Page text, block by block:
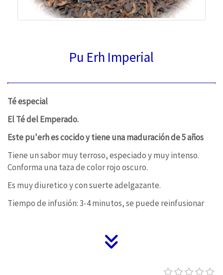
Pu Erh Imperial
Té especial
El Té del Emperado.
Este pu'erh es cocido y tiene una maduración de 5 años
Tiene un sabor muy terroso, especiado y muy intenso.
Conforma una taza de color rojo oscuro.
Es muy diuretico y con suerte adelgazante.
Tiempo de infusión: 3-4 minutos, se puede reinfusionar